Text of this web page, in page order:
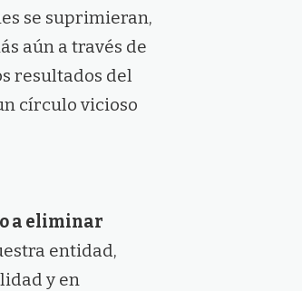
se suprimieran,
aún a través de
resultados del
círculo vicioso
a eliminar
entidad,
y en